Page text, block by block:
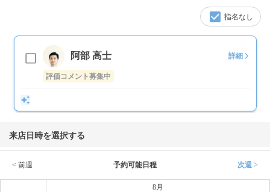
指名なし
阿部 高士 詳細
評価コメント募集中
来店日時を選択する
< 前週 予約可能日程 次週 >
8月